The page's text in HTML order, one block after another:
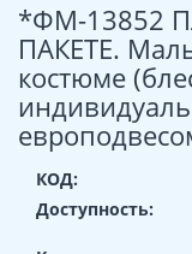
*ФМ-13852
ПАКЕТЕ.
костюме
КОД:
Доступность: